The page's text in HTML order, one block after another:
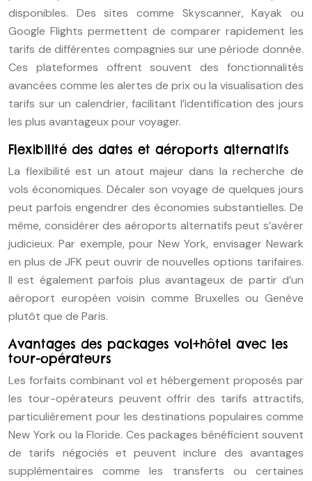
disponibles. Des sites comme Skyscanner, Kayak ou
Google Flights permettent de comparer rapidement les
tarifs de différentes compagnies sur une période donnée.
Ces plateformes offrent souvent des fonctionnalités
avancées comme les alertes de prix ou la visualisation des
tarifs sur un calendrier, facilitant l’identification des jours
les plus avantageux pour voyager.
Flexibilité des dates et aéroports alternatifs
La flexibilité est un atout majeur dans la recherche de
vols économiques. Décaler son voyage de quelques jours
peut parfois engendrer des économies substantielles. De
même, considérer des aéroports alternatifs peut s’avérer
judicieux. Par exemple, pour New York, envisager Newark
en plus de JFK peut ouvrir de nouvelles options tarifaires.
Il est également parfois plus avantageux de partir d’un
aéroport européen voisin comme Bruxelles ou Genève
plutôt que de Paris.
Avantages des packages vol+hôtel avec les
tour-opérateurs
Les forfaits combinant vol et hébergement proposés par
les tour-opérateurs peuvent offrir des tarifs attractifs,
particulièrement pour les destinations populaires comme
New York ou la Floride. Ces packages bénéficient souvent
de tarifs négociés et peuvent inclure des avantages
supplémentaires comme les transferts ou certaines